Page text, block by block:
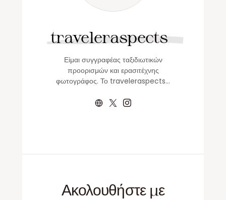
traveleraspects
Είμαι συγγραφέας ταξιδιωτικών
προορισμών και ερασιτέχνης
φωτογράφος. Το traveleraspects…
Ακολουθήστε με